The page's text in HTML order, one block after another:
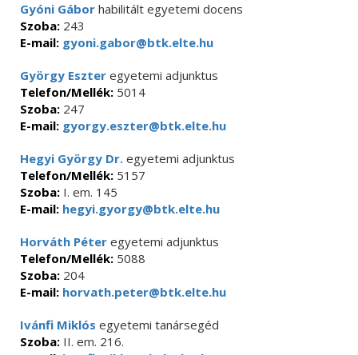
Gyóni Gábor habilitált egyetemi docens
Szoba: 243
E-mail: gyoni.gabor@btk.elte.hu
György Eszter egyetemi adjunktus
Telefon/Mellék: 5014
Szoba: 247
E-mail: gyorgy.eszter@btk.elte.hu
Hegyi György Dr. egyetemi adjunktus
Telefon/Mellék: 5157
Szoba: I. em. 145
E-mail: hegyi.gyorgy@btk.elte.hu
Horváth Péter egyetemi adjunktus
Telefon/Mellék: 5088
Szoba: 204
E-mail: horvath.peter@btk.elte.hu
Ivánfi Miklós egyetemi tanársegéd
Szoba: II. em. 216.